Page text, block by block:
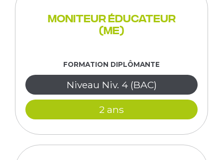
Moniteur éducateur
(ME)
FORMATION DIPLÔMANTE
Niveau Niv. 4 (BAC)
2 ans